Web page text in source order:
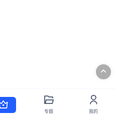
专题 我的